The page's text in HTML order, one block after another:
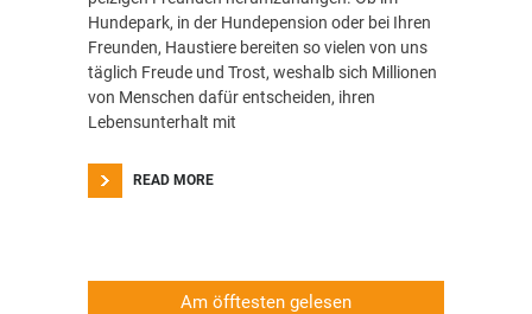
Hundepark, in der Hundepension oder bei Ihren
Freunden, Haustiere bereiten so vielen von uns
täglich Freude und Trost, weshalb sich Millionen
von Menschen dafür entscheiden, ihren
Lebensunterhalt mit
READ MORE
Am öfftesten gelesen